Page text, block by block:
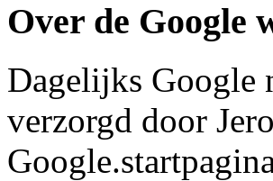
Over de Google
Dagelijks Google
verzorgd door